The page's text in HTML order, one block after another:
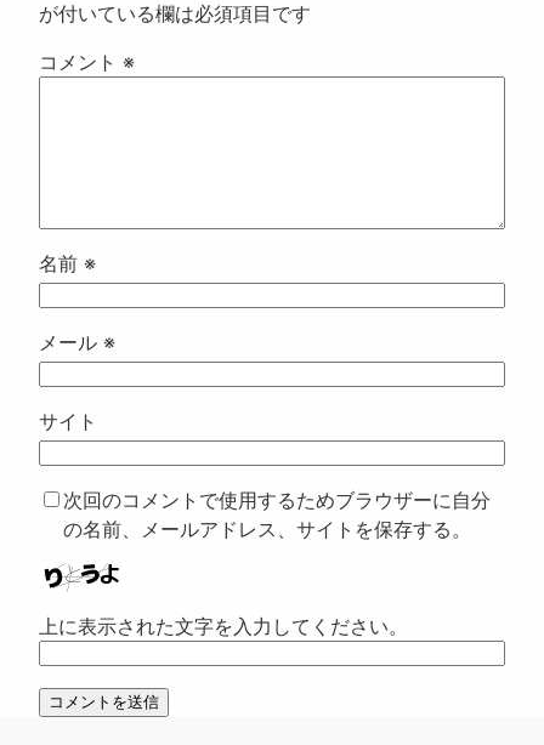
が付いている欄は必須項目です
コメント ※
名前 ※
メール ※
サイト
次回のコメントで使用するためブラウザーに自分
の名前、メールアドレス、サイトを保存する。
上に表示された文字を入力してください。